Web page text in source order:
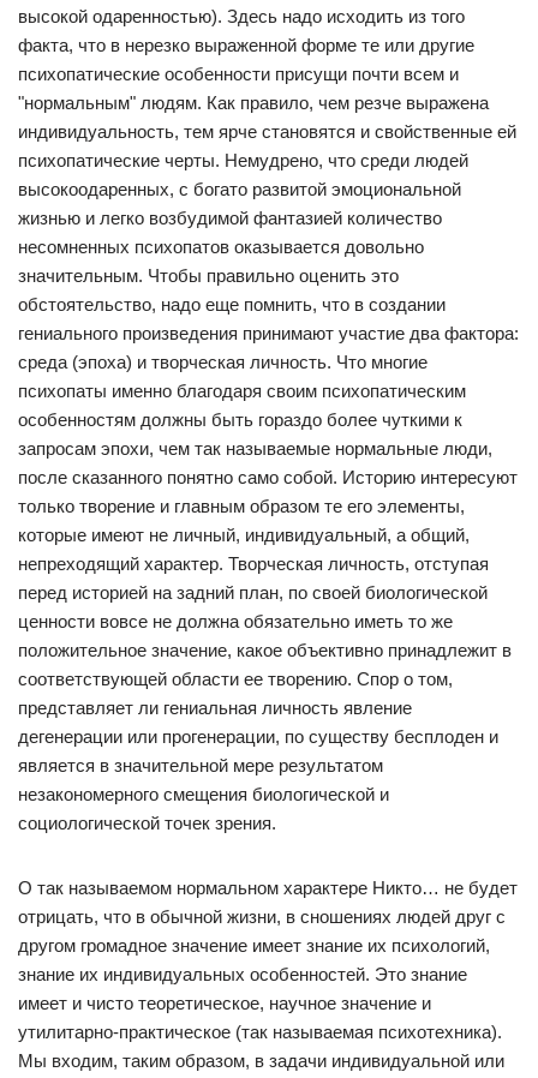
высокой одаренностью). Здесь надо исходить из того
факта, что в нерезко выраженной форме те или другие
психопатические особенности присущи почти всем и
"нормальным" людям. Как правило, чем резче выражена
индивидуальность, тем ярче становятся и свойственные ей
психопатические черты. Немудрено, что среди людей
высокоодаренных, с богато развитой эмоциональной
жизнью и легко возбудимой фантазией количество
несомненных психопатов оказывается довольно
значительным. Чтобы правильно оценить это
обстоятельство, надо еще помнить, что в создании
гениального произведения принимают участие два фактора:
среда (эпоха) и творческая личность. Что многие
психопаты именно благодаря своим психопатическим
особенностям должны быть гораздо более чуткими к
запросам эпохи, чем так называемые нормальные люди,
после сказанного понятно само собой. Историю интересуют
только творение и главным образом те его элементы,
которые имеют не личный, индивидуальный, а общий,
непреходящий характер. Творческая личность, отступая
перед историей на задний план, по своей биологической
ценности вовсе не должна обязательно иметь то же
положительное значение, какое объективно принадлежит в
соответствующей области ее творению. Спор о том,
представляет ли гениальная личность явление
дегенерации или прогенерации, по существу бесплоден и
является в значительной мере результатом
незакономерного смещения биологической и
социологической точек зрения.
О так называемом нормальном характере Никто… не будет
отрицать, что в обычной жизни, в сношениях людей друг с
другом громадное значение имеет знание их психологий,
знание их индивидуальных особенностей. Это знание
имеет и чисто теоретическое, научное значение и
утилитарно-практическое (так называемая психотехника).
Мы входим, таким образом, в задачи индивидуальной или